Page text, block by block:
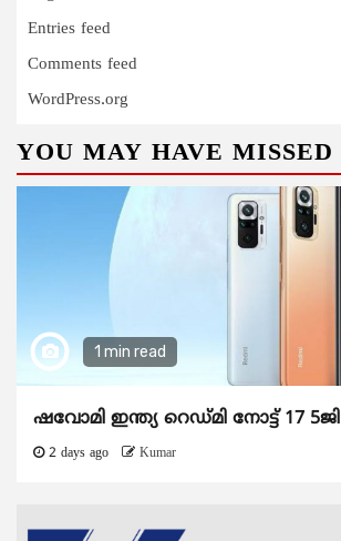
Entries feed
Comments feed
WordPress.org
YOU MAY HAVE MISSED
1 min read
ഷവോമി ഇന്ത്യ റെഡ്മി നോട്ട് 17 5ജി
2 days ago Kumar